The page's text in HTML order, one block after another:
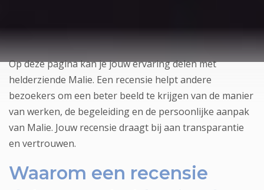
Op deze pagina kan je jouw ervaring delen met
helderziende Malie. Een recensie helpt andere
bezoekers om een beter beeld te krijgen van de manier
van werken, de begeleiding en de persoonlijke aanpak
van Malie. Jouw recensie draagt bij aan transparantie
en vertrouwen.
Waarom een recensie